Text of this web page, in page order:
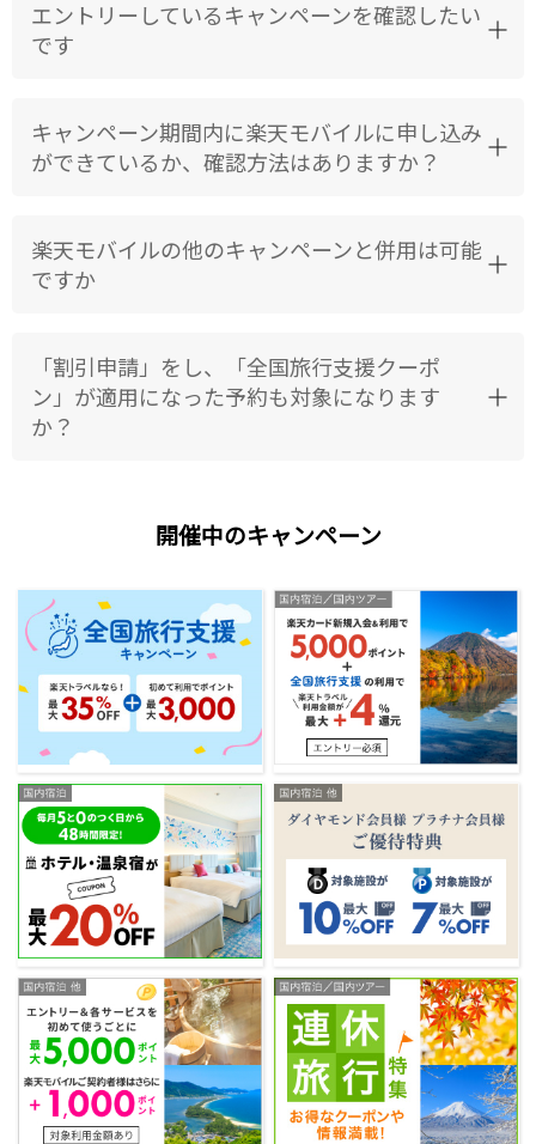
エントリーしているキャンペーンを確認したい
です
キャンペーン期間内に楽天モバイルに申し込み
ができているか、確認方法はありますか？
楽天モバイルの他のキャンペーンと併用は可能
ですか
「割引申請」をし、「全国旅行支援クーポ
ン」が適用になった予約も対象になります
か？
開催中のキャンペーン